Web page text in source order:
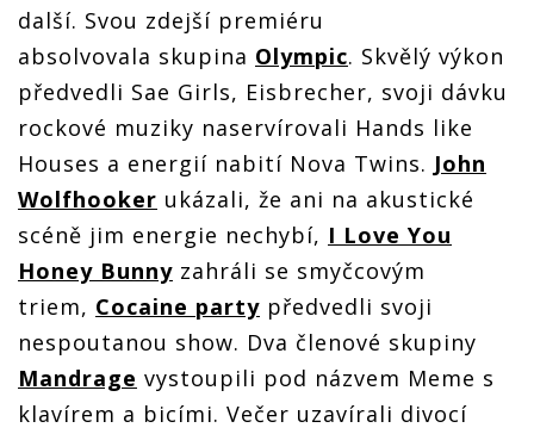
další. Svou zdejší premiéru
absolvovala skupina Olympic. Skvělý výkon
předvedli Sae Girls, Eisbrecher, svoji dávku
rockové muziky naservírovali Hands like
Houses a energií nabití Nova Twins. John
Wolfhooker ukázali, že ani na akustické
scéně jim energie nechybí, I Love You
Honey Bunny zahráli se smyčcovým
triem, Cocaine party předvedli svoji
nespoutanou show. Dva členové skupiny
Mandrage vystoupili pod názvem Meme s
klavírem a bicími. Večer uzavírali divocí